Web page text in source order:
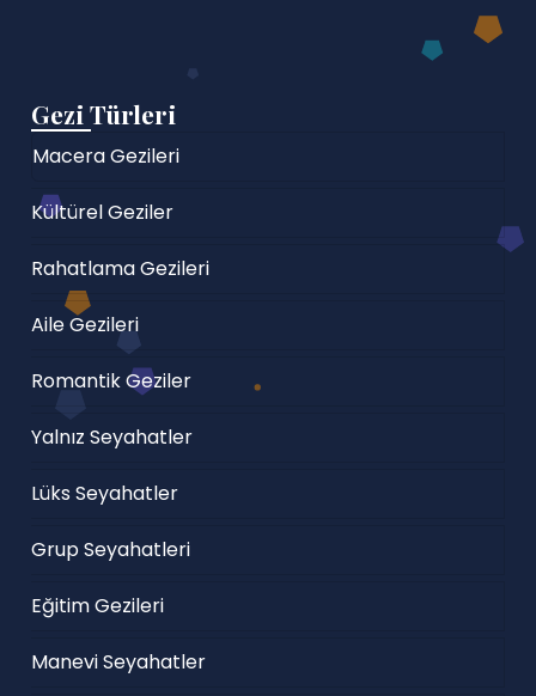
Gezi Türleri
Macera Gezileri
Kültürel Geziler
Rahatlama Gezileri
Aile Gezileri
Romantik Geziler
Yalnız Seyahatler
Lüks Seyahatler
Grup Seyahatleri
Eğitim Gezileri
Manevi Seyahatler